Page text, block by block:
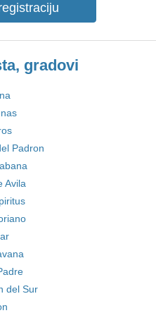
gradovi
Padron
Avila
del Sur